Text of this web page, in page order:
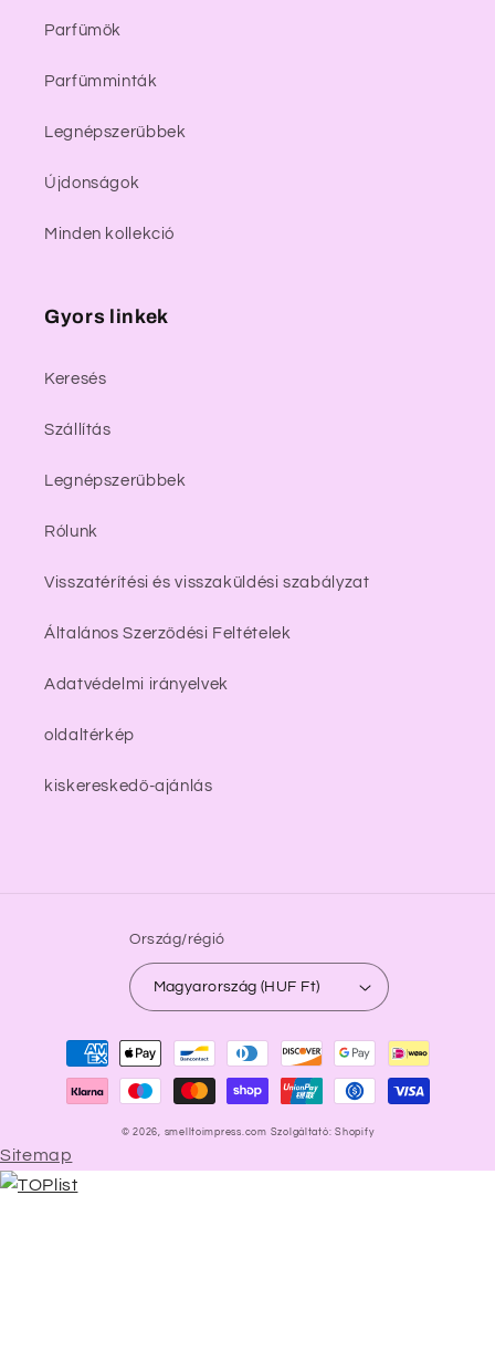
Parfümök
Parfümminták
Legnépszerűbbek
Újdonságok
Minden kollekció
Gyors linkek
Keresés
Szállítás
Legnépszerűbbek
Rólunk
Visszatérítési és visszaküldési szabályzat
Általános Szerződési Feltételek
Adatvédelmi irányelvek
oldaltérkép
kiskereskedő-ajánlás
Ország/régió
Magyarország (HUF Ft)
Fizetési
módok
© 2026, smelltoimpress.com Szolgáltató: Shopify
Sitemap